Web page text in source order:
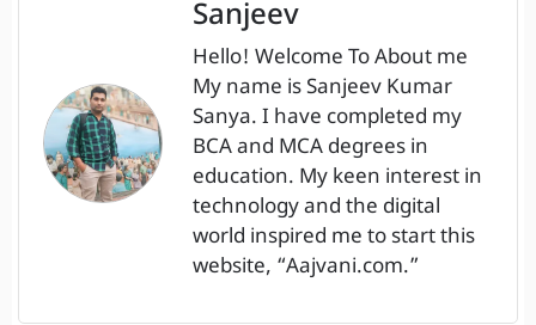
Sanjeev
Hello! Welcome To About me
My name is Sanjeev Kumar
Sanya. I have completed my
BCA and MCA degrees in
education. My keen interest in
technology and the digital
world inspired me to start this
website, “Aajvani.com.”